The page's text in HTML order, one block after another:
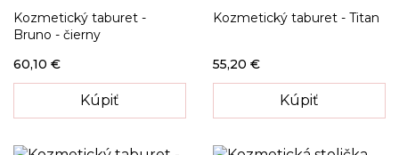
Kozmetický taburet -
Bruno - čierny
60,10 €
Kúpiť
Kozmetický taburet - Titan
55,20 €
Kúpiť